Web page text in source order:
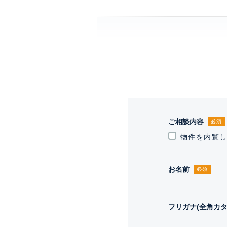
ご相談内容 必須
物件を内覧
お名前 必須
フリガナ(全角カ